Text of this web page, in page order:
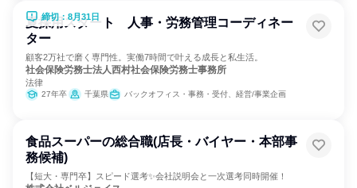
締切：8月31日
夏採用スタート 人事・労務管理コーディネー
ター
顧客2万社で磨く専門性。実働7時間で叶える成長と私生活。
社会保険労務士法人西村社会保険労務士事務所
法律
27年卒 千葉県 バックオフィス・事務・受付、経営/事業企画
食品スーパーの総合職(店長・バイヤー・本部事
務候補)
【短大・専門卒】スピード選考✨会社説明会と一次選考同時開催！